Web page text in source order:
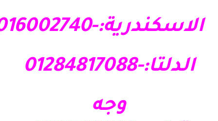
الاسكندرية:-01016002740
الدلتا:-01284817088
وجه